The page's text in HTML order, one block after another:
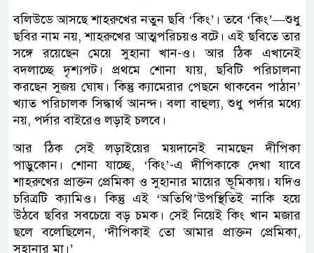
বলিউডে আসছে শাহরুখের নতুন ছবি ‘কিং’। তবে ‘কিং’—শুধু
ছবির নাম নয়, শাহরুখের আত্মপরিচয়ও বটে। এই ছবিতে তার
সঙ্গে রয়েছেন মেয়ে সুহানা খান-ও। আর ঠিক এখানেই
বদলাচ্ছে দৃশ্যপট। প্রথমে শোনা যায়, ছবিটি পরিচালনা
করছেন সুজয় ঘোষ। কিন্তু ক্যামেরার পেছনে থাকবেন পাঠান’
খ্যাত পরিচালক সিদ্ধার্থ আনন্দ। বলা বাহুল্য, শুধু পর্দার মধ্যে
নয়, পর্দার বাইরেও লড়াই চলবে।
আর ঠিক সেই লড়াইয়ের ময়দানেই নামছেন দীপিকা
পাড়ুকোন। শোনা যাচ্ছে, ‘কিং’-এ দীপিকাকে দেখা যাবে
শাহরুখের প্রাক্তন প্রেমিকা ও সুহানার মায়ের ভূমিকায়। যদিও
চরিত্রটি ক্যামিও। কিন্তু এই ‘অতিথি’উপস্থিতিই নাকি হয়ে
উঠবে ছবির সবচেয়ে বড় চমক। সেই নিয়েই কিং খান মজার
ছলে বলেছিলেন, ‘দীপিকাই তো আমার প্রাক্তন প্রেমিকা,
সুহানার মা।’